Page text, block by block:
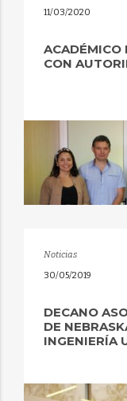
11/03/2020
ACADÉMICO
CON
Noticias
30/05/2019
DECANO
DE
INGENIERÍA